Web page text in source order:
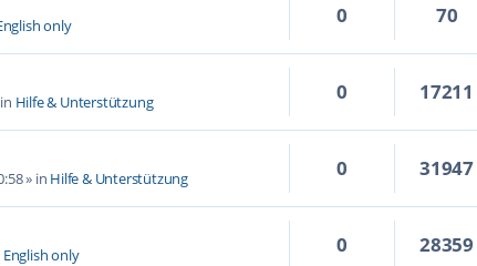
only 0 70
Hilfe & Unterstützung 0 17211
» in Hilfe & Unterstützung 0 31947
English only 0 28359